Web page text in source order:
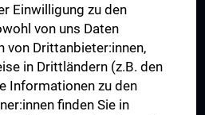
EDUCATION
26
Einwilligung zu den
von uns Daten
von Drittanbieter:innen,
in Drittländern (z.B. den
Informationen zu den
finden Sie in